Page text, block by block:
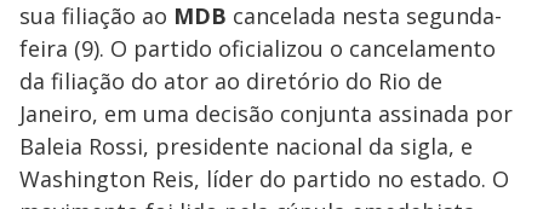
sua filiação ao MDB cancelada nesta segunda-
feira (9). O partido oficializou o cancelamento
da filiação do ator ao diretório do Rio de
Janeiro, em uma decisão conjunta assinada por
Baleia Rossi, presidente nacional da sigla, e
Washington Reis, líder do partido no estado. O